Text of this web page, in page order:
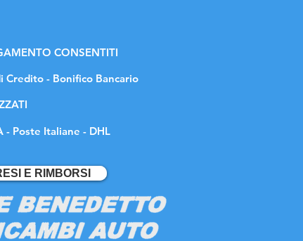
CONSENTITI
Credito - Bonifico Bancario
- Poste Italiane - DHL
E RIMBORSI